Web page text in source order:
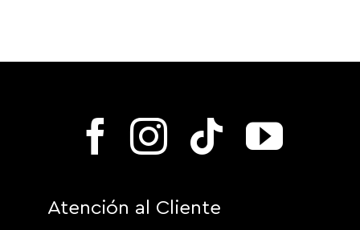
Atención al Cliente